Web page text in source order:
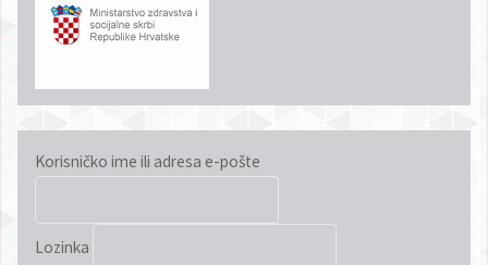
Korisničko ime ili adresa e-pošte
Lozinka